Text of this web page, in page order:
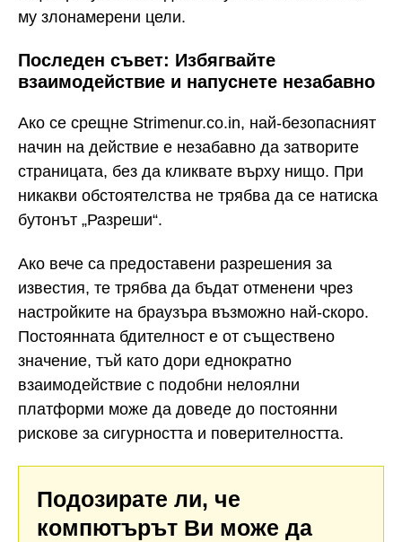
му злонамерени цели.
Последен съвет: Избягвайте
взаимодействие и напуснете незабавно
Ако се срещне Strimenur.co.in, най-безопасният
начин на действие е незабавно да затворите
страницата, без да кликвате върху нищо. При
никакви обстоятелства не трябва да се натиска
бутонът „Разреши“.
Ако вече са предоставени разрешения за
известия, те трябва да бъдат отменени чрез
настройките на браузъра възможно най-скоро.
Постоянната бдителност е от съществено
значение, тъй като дори еднократно
взаимодействие с подобни нелоялни
платформи може да доведе до постоянни
рискове за сигурността и поверителността.
Подозирате ли, че
компютърът Ви може да